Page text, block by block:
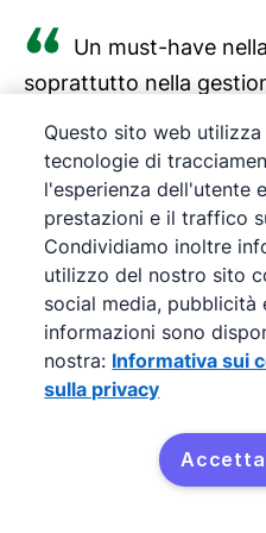
Un must-have
soprattutto nella
Google Drive è un plus
oggigiorno.
Davide Marazita
COO e co-
Il nostro processo
attività amministrative
Questo sito web
tecnologie di
l'esperienza dell'utente
prestazioni e il traffico
Condividiamo inoltre
utilizzo del nostro sito
social media, pubblicità
informazioni sono
nostra: Informativa sui
sulla privacy